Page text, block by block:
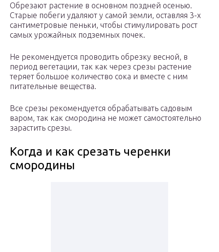
Обрезают растение в основном поздней осенью.
Старые побеги удаляют у самой земли, оставляя 3-х
сантиметровые пеньки, чтобы стимулировать рост
самых урожайных подземных почек.
Не рекомендуется проводить обрезку весной, в
период вегетации, так как через срезы растение
теряет большое количество сока и вместе с ним
питательные вещества.
Все срезы рекомендуется обрабатывать садовым
варом, так как смородина не может самостоятельно
зарастить срезы.
Когда и как срезать черенки
смородины